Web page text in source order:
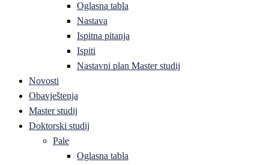
Oglasna tabla
Nastava
Ispitna pitanja
Ispiti
Nastavni plan Master studij
Novosti
Obavještenja
Master studij
Doktorski studij
Pale
Oglasna tabla